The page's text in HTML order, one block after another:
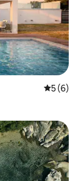
5 (6)